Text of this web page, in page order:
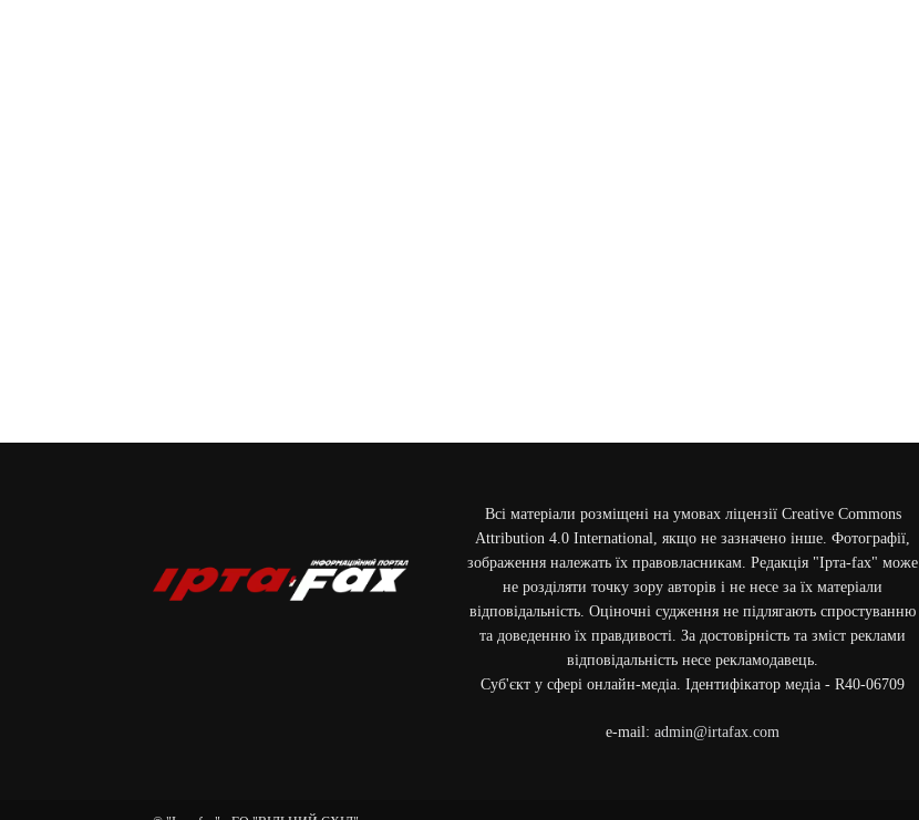
Всі матеріали розміщені на умовах ліцензії Creative Commons
Attribution 4.0 International, якщо не зазначено інше. Фотографії,
зображення належать їх правовласникам. Редакція "Ірта-fax" може
не розділяти точку зору авторів і не несе за їх матеріали
відповідальність. Оціночні судження не підлягають спростуванню
та доведенню їх правдивості. За достовірність та зміст реклами
відповідальність несе рекламодавець.
Cуб'єкт у сфері онлайн-медіа. Ідентифікатор медіа - R40-06709
e-mail: admin@irtafax.com